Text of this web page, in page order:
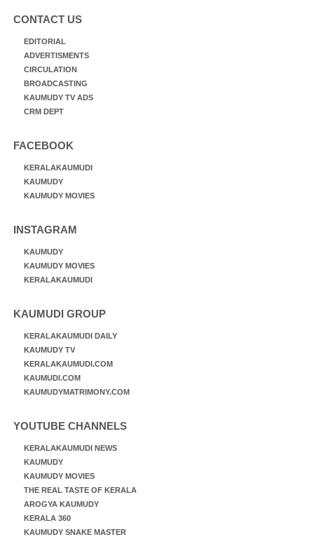
CONTACT US
EDITORIAL
ADVERTISMENTS
CIRCULATION
BROADCASTING
KAUMUDY TV ADS
CRM DEPT
FACEBOOK
KERALAKAUMUDI
KAUMUDY
KAUMUDY MOVIES
INSTAGRAM
KAUMUDY
KAUMUDY MOVIES
KERALAKAUMUDI
KAUMUDI GROUP
KERALAKAUMUDI DAILY
KAUMUDY TV
KERALAKAUMUDI.COM
KAUMUDI.COM
KAUMUDYMATRIMONY.COM
YOUTUBE CHANNELS
KERALAKAUMUDI NEWS
KAUMUDY
KAUMUDY MOVIES
THE REAL TASTE OF KERALA
AROGYA KAUMUDY
KERALA 360
KAUMUDY SNAKE MASTER